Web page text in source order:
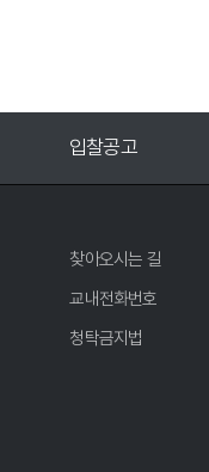
대학알리미
찾아오시는 길
교내전화번호
청탁금지법